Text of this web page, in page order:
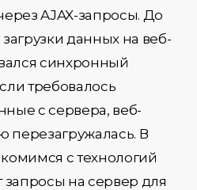
AJAX-запросы. До
данных на веб-
синхронный
требовалось
с сервера, веб-
перезагружалась. В
с технологий
запросы на сервер для